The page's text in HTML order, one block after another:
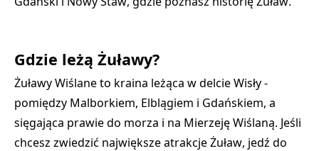
Gdzie leżą Żuławy?
Żuławy Wiślane to kraina leżąca w delcie Wisły -
pomiędzy Malborkiem, Elblągiem i Gdańskiem, a
sięgająca prawie do morza i na Mierzeję Wiślaną. Jeśli
chcesz zwiedzić największeatrakcje Żuław, jedź do